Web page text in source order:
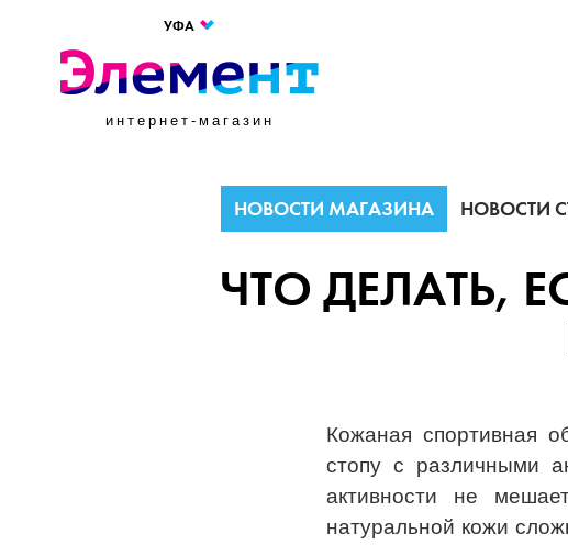
УФА
интернет-магазин
НОВОСТИ МАГАЗИНА НОВОСТИ
ЧТО ДЕЛАТЬ,
Кожаная спортивная
стопу с различными
активности не
натуральной кожи